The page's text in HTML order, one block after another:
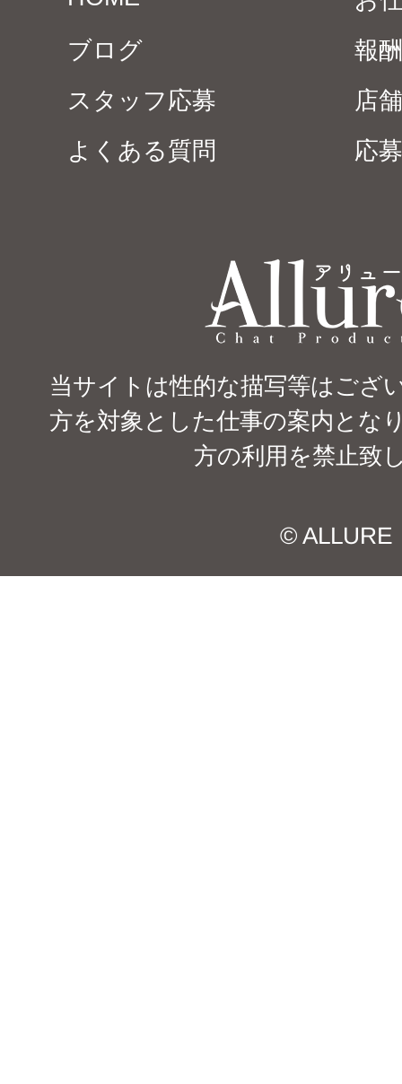
ブログ
報
スタッフ応募
店
よくある質問
応
当サイトは性的な描写等はござ
方を対象とした仕事の案内とな
方の利用を禁止致
© ALLURE